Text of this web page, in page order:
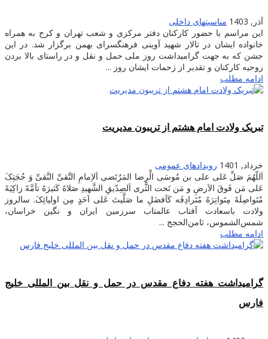
آذر, 1403
مناسبتهای داخلی
این مراسم با حضور کارکنان دفتر مرکزی و شعب تهران و کرج به همراه
خانواده ایشان در تالار شهید آوینی فرهنگسرای بهمن برگزار شد. در این
جشن که به جهت گرامیداشت روز ملی حمل و نقل و در راستای بالا بردن
روحیه‌ کارکنان و تقدیر از زحمات ایشان روز ...
ادامه مطلب
تبریک ولادت امام هشتم از تریبون مدیریت
خرداد, 1401
رویدادهای عمومی
اَللّهُمَ صَلِّ عَلی علی بن مُوسَی الِّرِضا المَرُتَضی اَلاِمامِ التَّقیِّ النَّقیِّ وَ حُجَتِکَ
عَلی مَن فَوقَ الاَرضِ و مَن تَحت الثَّری اَلصِدّیقِ الشَّهیدِ صَلاهً کَثیرَهً تآمَّهً زاکِیَهً
مُتَواصِلَهً مِتَواتِرَهً مُتَرادِفَه کَاَفضَلِ ما صَلَّیتَ عَلی اَحَدٍ مِن اولیائِکَ. سالروز
ولادت باسعادت آفتاب عالمتاب سرزمین ایران و نگین خراسان،
شمس‌الشموس، ثامن‌الحجج ...
ادامه مطلب
گرامیداشت هفته دفاع مقدس در حمل و نقل بین المللی خلیج
فارس